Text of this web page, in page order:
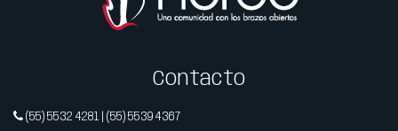
Contacto
(55) 5532 4281 | (55) 5539 4367